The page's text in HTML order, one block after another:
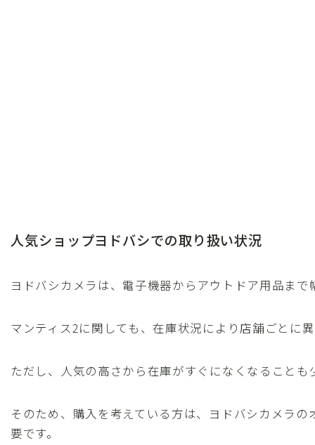
人気ショップヨドバシでの取り扱い状況
ヨドバシカメラは、電子機器からアウトドア用品ま
マンティス2に関しても、在庫状況により店舗ごとに
ただし、人気の高さから在庫がすぐになくなること
そのため、購入を考えている方は、ヨドバシカメラ
要です。